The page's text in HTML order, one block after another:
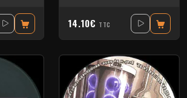
14.10€ TTC